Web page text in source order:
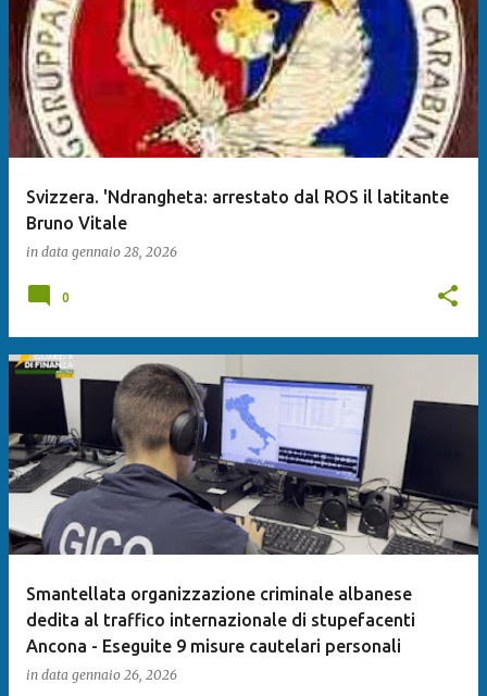
Svizzera. 'Ndrangheta: arrestato dal ROS il latitante
Bruno Vitale
in data gennaio 28, 2026
0
Smantellata organizzazione criminale albanese
dedita al traffico internazionale di stupefacenti
Ancona - Eseguite 9 misure cautelari personali
in data gennaio 26, 2026